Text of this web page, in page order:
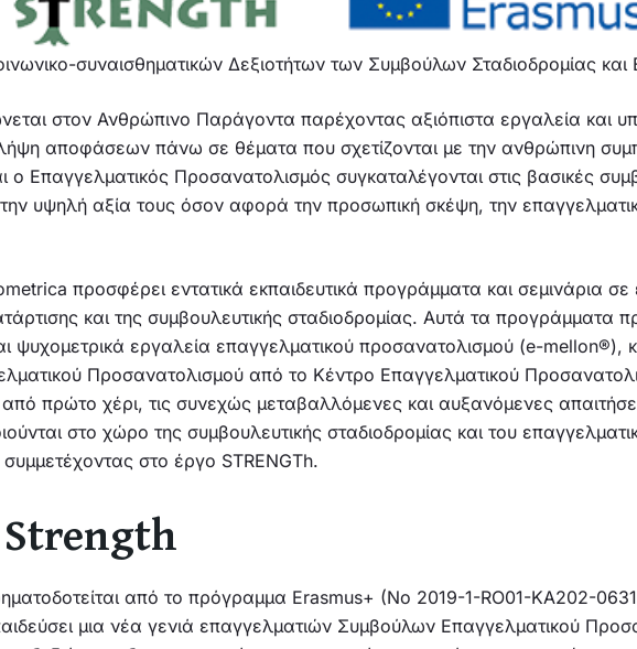
συναισθηματικών Δεξιοτήτων των Συμβούλων Σταδιοδρομίας
στον Ανθρώπινο Παράγοντα παρέχοντας αξιόπιστα εργαλεία και
αποφάσεων πάνω σε θέματα που σχετίζονται με την ανθρώπινη
ο Επαγγελματικός Προσανατολισμός συγκαταλέγονται στις βασικές
υψηλή αξία τους όσον αφορά την προσωπική σκέψη, την
προσφέρει εντατικά εκπαιδευτικά προγράμματα και σεμινάρια
και της συμβουλευτικής σταδιοδρομίας. Αυτά τα προγράμματα
ψυχομετρικά εργαλεία επαγγελματικού προσανατολισμού (e-mellon®),
Προσανατολισμού από το Κέντρο Επαγγελματικού
πρώτο χέρι, τις συνεχώς μεταβαλλόμενες και αυξανόμενες
στο χώρο της συμβουλευτικής σταδιοδρομίας και του
στο έργο STRENGTh.
από το πρόγραμμα Erasmus+ (No 2019-1-RO01-KA202-
μια νέα γενιά επαγγελματιών Συμβούλων Επαγγελματικού